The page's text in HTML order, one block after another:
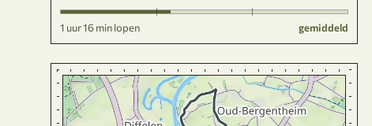
1 uur 16 min lopen gemiddeld